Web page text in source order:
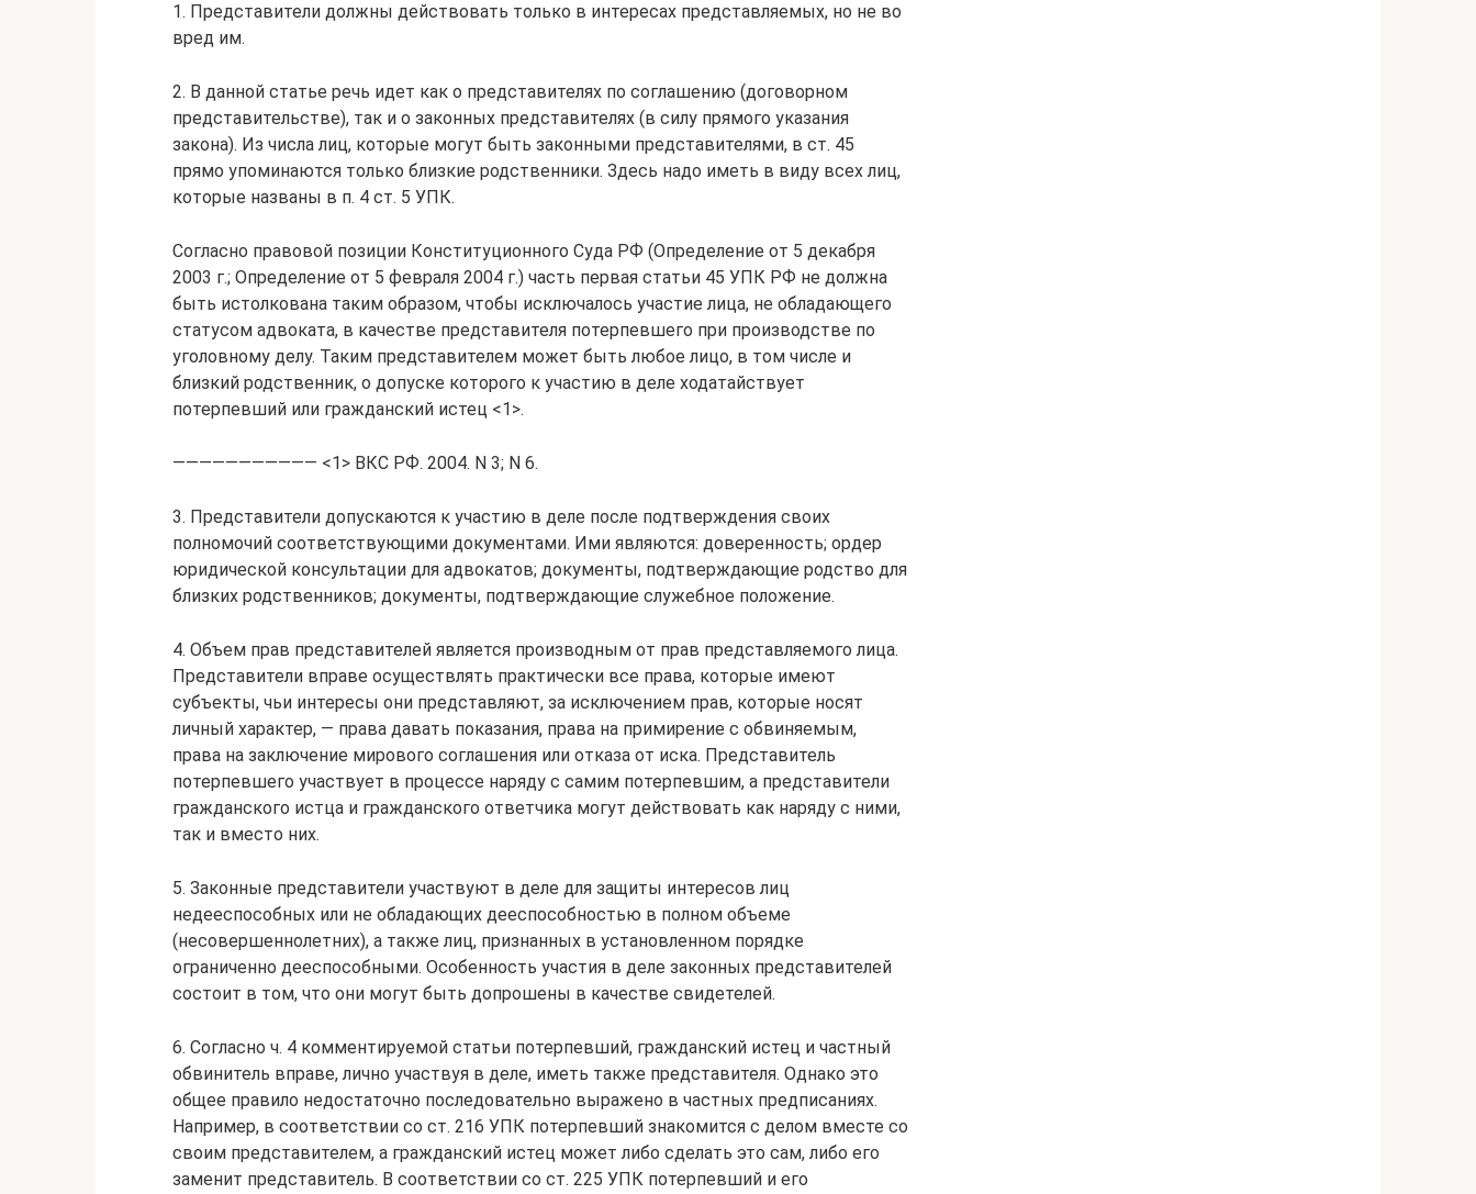
1. Представители должны действовать только в интересах представляемых, но не во
вред им.
2. В данной статье речь идет как о представителях по соглашению (договорном
представительстве), так и о законных представителях (в силу прямого указания
закона). Из числа лиц, которые могут быть законными представителями, в ст. 45
прямо упоминаются только близкие родственники. Здесь надо иметь в виду всех лиц,
которые названы в п. 4 ст. 5 УПК.
Согласно правовой позиции Конституционного Суда РФ (Определение от 5 декабря
2003 г.; Определение от 5 февраля 2004 г.) часть первая статьи 45 УПК РФ не должна
быть истолкована таким образом, чтобы исключалось участие лица, не обладающего
статусом адвоката, в качестве представителя потерпевшего при производстве по
уголовному делу. Таким представителем может быть любое лицо, в том числе и
близкий родственник, о допуске которого к участию в деле ходатайствует
потерпевший или гражданский истец <1>.
——————————— <1> ВКС РФ. 2004. N 3; N 6.
3. Представители допускаются к участию в деле после подтверждения своих
полномочий соответствующими документами. Ими являются: доверенность; ордер
юридической консультации для адвокатов; документы, подтверждающие родство для
близких родственников; документы, подтверждающие служебное положение.
4. Объем прав представителей является производным от прав представляемого лица.
Представители вправе осуществлять практически все права, которые имеют
субъекты, чьи интересы они представляют, за исключением прав, которые носят
личный характер, — права давать показания, права на примирение с обвиняемым,
права на заключение мирового соглашения или отказа от иска. Представитель
потерпевшего участвует в процессе наряду с самим потерпевшим, а представители
гражданского истца и гражданского ответчика могут действовать как наряду с ними,
так и вместо них.
5. Законные представители участвуют в деле для защиты интересов лиц
недееспособных или не обладающих дееспособностью в полном объеме
(несовершеннолетних), а также лиц, признанных в установленном порядке
ограниченно дееспособными. Особенность участия в деле законных представителей
состоит в том, что они могут быть допрошены в качестве свидетелей.
6. Согласно ч. 4 комментируемой статьи потерпевший, гражданский истец и частный
обвинитель вправе, лично участвуя в деле, иметь также представителя. Однако это
общее правило недостаточно последовательно выражено в частных предписаниях.
Например, в соответствии со ст. 216 УПК потерпевший знакомится с делом вместе со
своим представителем, а гражданский истец может либо сделать это сам, либо его
заменит представитель. В соответствии со ст. 225 УПК потерпевший и его